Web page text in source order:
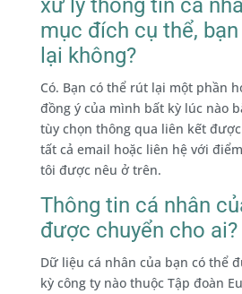
xử lý thông tin cá
mục đích cụ thể,
lại không?
Có. Bạn có thể rút lại một phần
đồng ý của mình bất kỳ lúc nào
tùy chọn thông qua liên kết
tất cả email hoặc liên hệ với
tôi được nêu ở trên.
Thông tin cá nhân
được chuyển cho ai?
Dữ liệu cá nhân của bạn có thể
kỳ công ty nào thuộc Tập đoàn